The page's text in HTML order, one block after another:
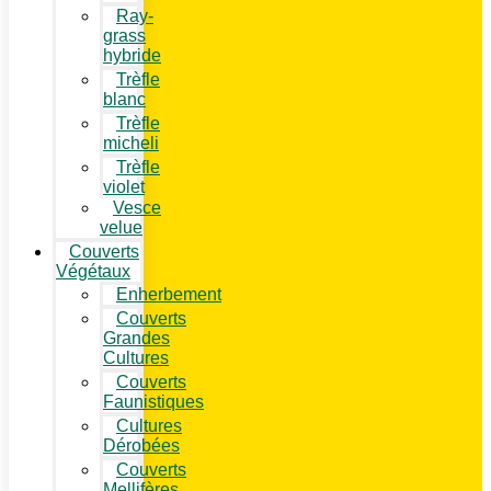
Ray-
grass
hybride
Trèfle
blanc
Trèfle
micheli
Trèfle
violet
Vesce
velue
Couverts
Végétaux
Enherbement
Couverts
Grandes
Cultures
Couverts
Faunistiques
Cultures
Dérobées
Couverts